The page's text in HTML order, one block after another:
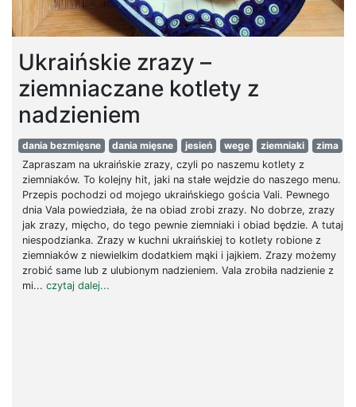
Ukraińskie zrazy –
ziemniaczane kotlety z
nadzieniem
dania bezmięsne dania mięsne jesień wege ziemniaki
zima
Zapraszam na ukraińskie zrazy, czyli po naszemu kotlety z
ziemniaków. To kolejny hit, jaki na stałe wejdzie do naszego menu.
Przepis pochodzi od mojego ukraińskiego gościa Vali. Pewnego
dnia Vala powiedziała, że na obiad zrobi zrazy. No dobrze, zrazy
jak zrazy, mięcho, do tego pewnie ziemniaki i obiad będzie. A tutaj
niespodzianka. Zrazy w kuchni ukraińskiej to kotlety robione z
ziemniaków z niewielkim dodatkiem mąki i jajkiem. Zrazy możemy
zrobić same lub z ulubionym nadzieniem. Vala zrobiła nadzienie z
mi... czytaj dalej...